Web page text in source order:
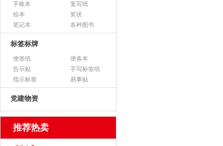
手账本
复写纸
绘本
奖状
笔记本
各种图书
标签标牌
便签纸
便条本
告示贴
手写标签纸
指示标签
易事贴
党建物资
推荐热卖